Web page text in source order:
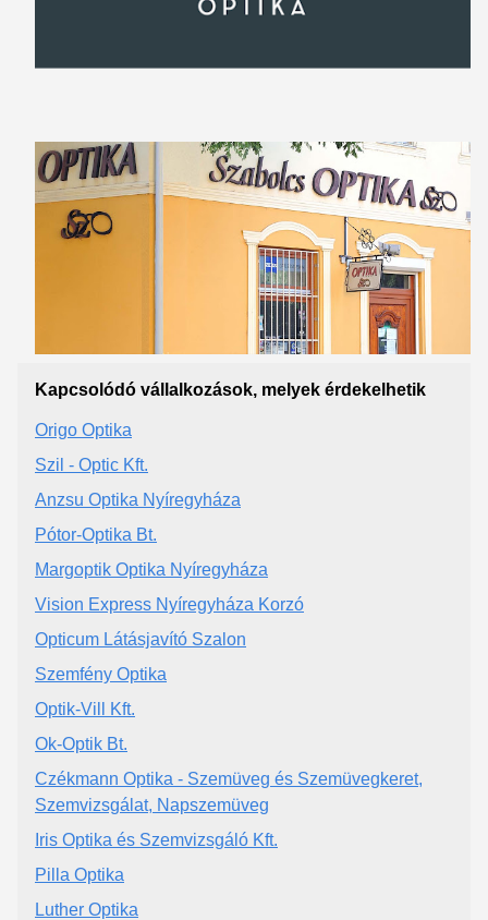
Kapcsolódó vállalkozások, melyek érdekelhetik
Origo Optika
Szil - Optic Kft.
Anzsu Optika Nyíregyháza
Pótor-Optika Bt.
Margoptik Optika Nyíregyháza
Vision Express Nyíregyháza Korzó
Opticum Látásjavító Szalon
Szemfény Optika
Optik-Vill Kft.
Ok-Optik Bt.
Czékmann Optika - Szemüveg és Szemüvegkeret,
Szemvizsgálat, Napszemüveg
Iris Optika és Szemvizsgáló Kft.
Pilla Optika
Luther Optika